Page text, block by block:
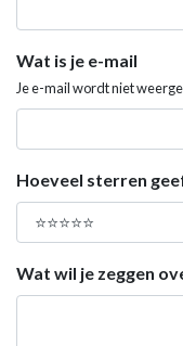
Wat is je e-mail
Je e-mail wordt niet
Hoeveel sterren
Wat wil je zeggen